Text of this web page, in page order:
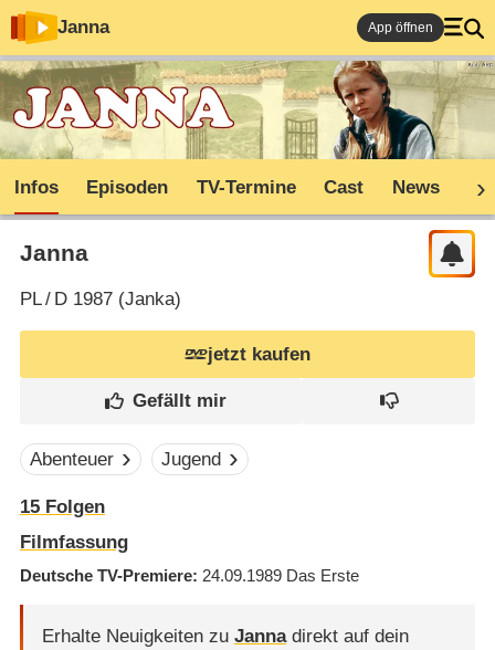
Janna App öffnen
Infos Episoden TV-Termine Cast News
Janna
PL/ D1987 (Janka)
jetzt kaufen
Abenteuer Jugend
15Folgen
Filmfassung
Deutsche TV-Premiere 24.09.1989 Das Erste
Erhalte Neuigkeiten zu Jannadirekt auf dein